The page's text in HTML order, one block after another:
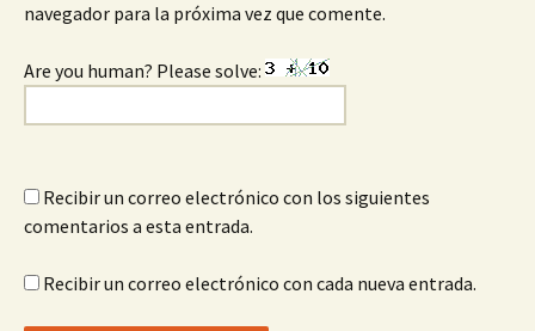
navegador para la próxima vez que comente.
Are you human? Please solve:
Recibir un correo electrónico con los siguientes
comentarios a esta entrada.
Recibir un correo electrónico con cada nueva entrada.